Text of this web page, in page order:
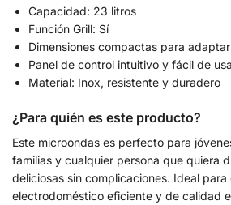
Capacidad: 23 litros
Función Grill: Sí
Dimensiones compactas para
Panel de control intuitivo y fácil de
Material: Inox, resistente y duradero
¿Para quién es este producto?
Este microondas es perfecto para
familias y cualquier persona que quiera
deliciosas sin complicaciones. Ideal
electrodoméstico eficiente y de calidad